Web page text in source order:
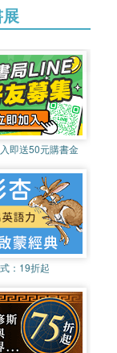
即送50元購書金
： 19折起